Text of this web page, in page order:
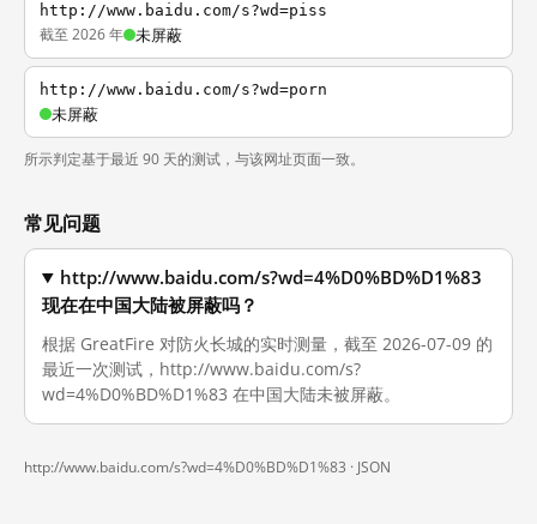
http://www.baidu.com/s?wd=piss
截至 2026 年 未屏蔽
http://www.baidu.com/s?wd=porn
未屏蔽
所示判定基于最近 90 天的测试，与该网址页面一致。
常见问题
http://www.baidu.com/s?wd=4%D0%BD%D1%83
现在在中国大陆被屏蔽吗？
根据 GreatFire 对防火长城的实时测量，截至 2026-07-09 的
最近一次测试，http://www.baidu.com/s?
wd=4%D0%BD%D1%83 在中国大陆未被屏蔽。
http://www.baidu.com/s?wd=4%D0%BD%D1%83 · JSON